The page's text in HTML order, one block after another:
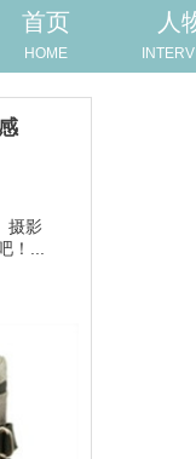
首页
HOME
人
摄影
！...